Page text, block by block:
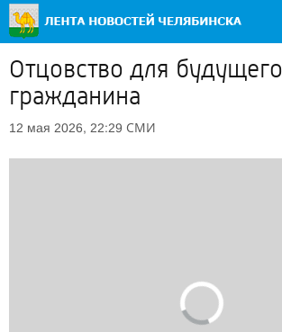
Отцовство для будущего
гражданина
12 мая 2026, 22:29 СМИ